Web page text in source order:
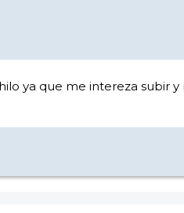
ya que me intereza subir